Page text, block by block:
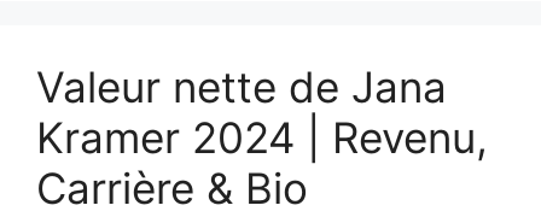
Valeur nette de Jana
Kramer 2024 | Revenu,
Carrière & Bio